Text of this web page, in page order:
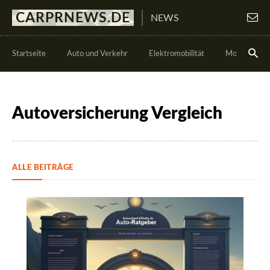
CARPRNEWS.DE NEWS
Startseite Auto und Verkehr Elektromobilität Motorsport
Autoversicherung Vergleich
ALLE BEITRÄGE